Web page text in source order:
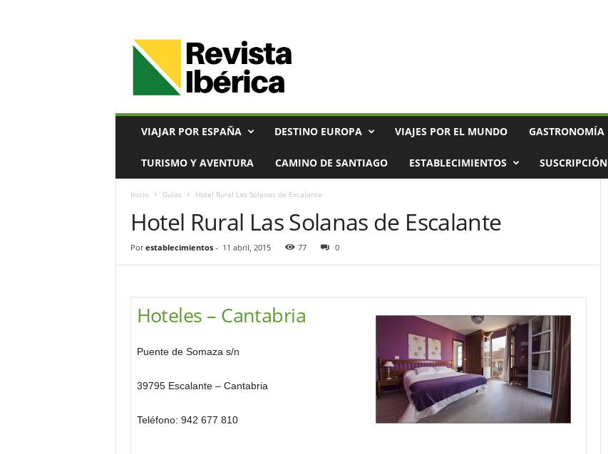
VIAJAR POR ESPAÑA DESTINO EUROPA VIAJES POR EL MUNDO GASTRONOMÍA
TURISMO Y AVENTURA CAMINO DE SANTIAGO ESTABLECIMIENTOS SUSCRIPCIÓN
Inicio Guías Hotel Rural Las Solanas de Escalante
Hotel Rural Las Solanas de Escalante
Por establecimientos- 11 abril, 2015 77 0
Hoteles – Cantabria
Puente de Somaza s/n
39795 Escalante – Cantabria
Teléfono: 942 677 810